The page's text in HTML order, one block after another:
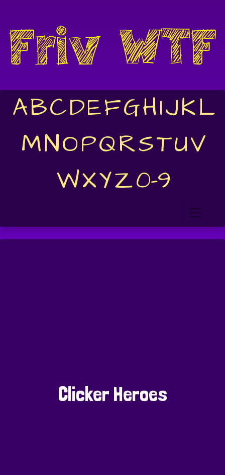
ABCDEFGHIJKL
MNOPQRSTUV
WXYZ0-9
Clicker Heroes